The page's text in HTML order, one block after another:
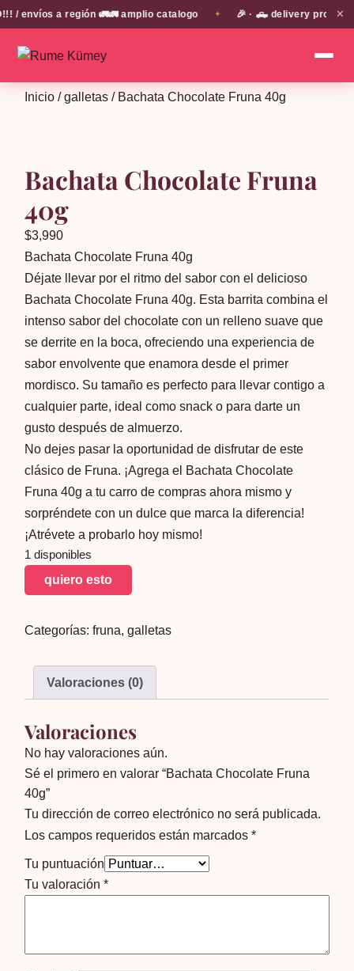
envíos a región 🚛🚛 amplio catalogo 🎉 · 🛻 delivery propio en
✕
Inicio /galletas / Bachata Chocolate Fruna 40g
Bachata Chocolate Fruna
40g
$3,990
Bachata Chocolate Fruna 40g
Déjate llevar por el ritmo del sabor con el delicioso
Bachata Chocolate Fruna 40g. Esta barrita combina el
intenso sabor del chocolate con un relleno suave que
se derrite en la boca, ofreciendo una experiencia de
sabor envolvente que enamora desde el primer
mordisco. Su tamaño es perfecto para llevar contigo a
cualquier parte, ideal como snack o para darte un
gusto después de almuerzo.
No dejes pasar la oportunidad de disfrutar de este
clásico de Fruna. ¡Agrega el Bachata Chocolate
Fruna 40g a tu carro de compras ahora mismo y
sorpréndete con un dulce que marca la diferencia!
¡Atrévete a probarlo hoy mismo!
1 disponibles
Bachata
Chocolate
40g
quiero esto
Categorías:fruna,galletas
Valoraciones (0)
Valoraciones
No hay valoraciones aún.
Sé el primero en valorar “Bachata Chocolate Fruna
40g”
Tu dirección de correo electrónico no será publicada.
Los campos requeridos están marcados*
Tu puntuación
Tu valoración*